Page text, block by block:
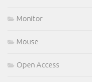
Monitor
Mouse
Open Access